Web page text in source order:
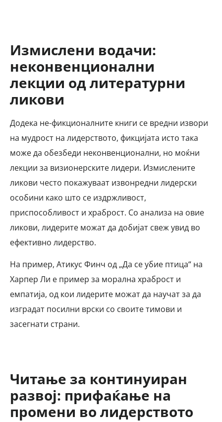
Измислени водачи:
неконвенционални
лекции од литературни
ликови
Додека не-фикционалните книги се вредни извори
на мудрост на лидерството, фикцијата исто така
може да обезбеди неконвенционални, но моќни
лекции за визионерските лидери. Измислените
ликови често покажуваат извонредни лидерски
особини како што се издржливост,
приспособливост и храброст. Со анализа на овие
ликови, лидерите можат да добијат свеж увид во
ефективно лидерство.
На пример, Атикус Финч од „Да се убие птица“ на
Харпер Ли е пример за морална храброст и
емпатија, од кои лидерите можат да научат за да
изградат посилни врски со своите тимови и
засегнати страни.
Читање за континуиран
развој: прифаќање на
промени во лидерството